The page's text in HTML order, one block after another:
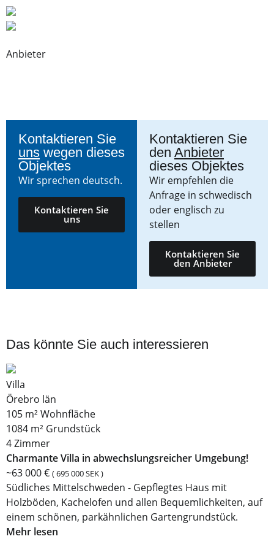
Anbieter
Kontaktieren Sie
uns wegen dieses
Objektes
Wir sprechen deutsch.
Kontaktieren Sie
uns
Kontaktieren Sie
den Anbieter
dieses Objektes
Wir empfehlen die
Anfrage in schwedisch
oder englisch zu
stellen
Kontaktieren Sie
den Anbieter
Das könnte Sie auch interessieren
Villa
Örebro län
105 m² Wohnfläche
1084 m² Grundstück
4 Zimmer
Charmante Villa in abwechslungsreicher Umgebung!
~63 000 € ( 695 000 SEK )
Südliches Mittelschweden - Gepflegtes Haus mit
Holzböden, Kachelofen und allen Bequemlichkeiten, auf
einem schönen, parkähnlichen Gartengrundstück.
Mehr lesen